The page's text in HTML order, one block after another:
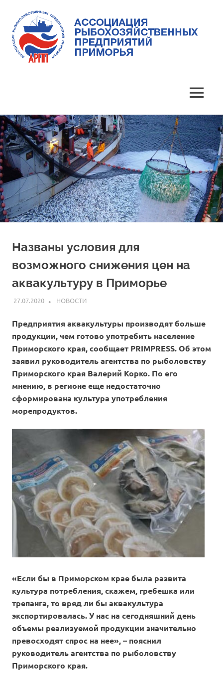
content
предприятий
Приморья
MENU
Названы условия для
возможного снижения цен на
аквакультуру в Приморье
27.07.2020 ARPP
НОВОСТИ
Предприятия аквакультуры производят больше
продукции, чем готово употребить население
Приморского края, сообщает PRIMPRESS. Об этом
заявил руководитель агентства по рыболовству
Приморского края Валерий Корко. По его
мнению, в регионе еще недостаточно
сформирована культура употребления
морепродуктов.
«Если бы в Приморском крае была развита
культура потребления, скажем, гребешка или
трепанга, то вряд ли бы аквакультура
экспортировалась. У нас на сегодняшний день
объемы реализуемой продукции значительно
превосходят спрос на нее», – пояснил
руководитель агентства по рыболовству
Приморского края.